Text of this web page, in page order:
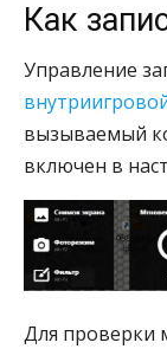
Как
Управление
вызываемый
включен в
Для проверки